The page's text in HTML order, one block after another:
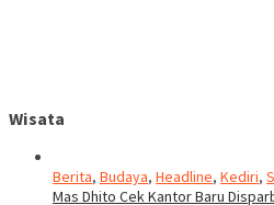
Wisata
Berita, Budaya, Headline, Kediri,
Mas Dhito Cek Kantor Baru